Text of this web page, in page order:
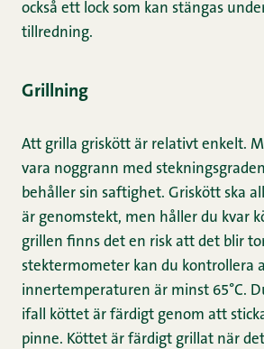
också ett lock som kan stängas
tillredning.
Grillning
Att grilla griskött är relativt enkelt.
vara noggrann med
behåller sin saftighet. Griskött ska
är genomstekt, men håller du kvar
grillen finns det en risk att det blir
stektermometer kan du kontrollera
innertemperaturen är minst 65°C.
ifall köttet är färdigt genom att
pinne. Köttet är färdigt grillat när